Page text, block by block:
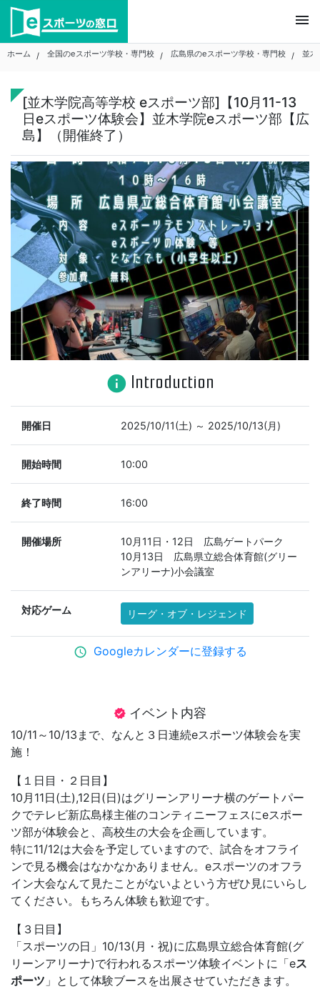
Skip
content
menu
ホーム 全国のeスポーツ学校・専門校 広島県のeスポーツ学校・専門校 並木
[並木学院高等学校 eスポーツ部]【10月11-13
日eスポーツ体験会】並木学院eスポーツ部【広
島】（開催終了）
info Introduction
開催日 2025/10/11(土) ～ 2025/10/13(月)
開始時間 10:00
終了時間 16:00
開催場所
10月11日・12日 広島ゲートパーク
10月13日 広島県立総合体育館(グリー
ンアリーナ)小会議室
対応ゲーム リーグ・オブ・レジェンド
schedule Googleカレンダーに登録する
verified イベント内容
10/11～10/13まで、なんと３日連続eスポーツ体験会を実
施！
【１日目・２日目】
10月11日(土),12日(日)はグリーンアリーナ横のゲートパー
クでテレビ新広島様主催のコンティニーフェスにeスポー
ツ部が体験会と、高校生の大会を企画しています。
特に11/12は大会を予定していますので、試合をオフライ
ンで見る機会はなかなかありません。eスポーツのオフラ
イン大会なんて見たことがないよという方ぜひ見にいらし
てください。もちろん体験も歓迎です。
【３日目】
「スポーツの日」10/13(月・祝)に広島県立総合体育館(グ
リーンアリーナ)で行われるスポーツ体験イベントに「eス
ポーツ 」として体験ブースを出展させていただきます。